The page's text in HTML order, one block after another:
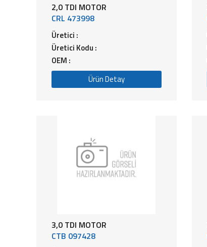
2,0 TDI MOTOR
CRL 473998
Üretici :
Üretici Kodu :
OEM :
Ürün Detay
3,0 TDI MOTOR
CTB 097428